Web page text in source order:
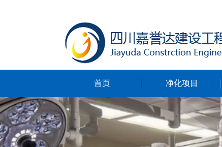
首页 净化项目
净化无尘车间
净化ICU病房